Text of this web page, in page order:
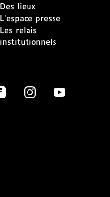
Des lieux
L’espace presse
Les relais
institutionnels